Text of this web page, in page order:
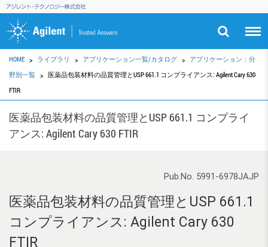
HOME ライブラリ アプリケーション一覧/カタログ
アプリケーション：分
野別一覧
医薬品包装材料の品質管理とUSP 661.1 コンプライアンス: Agilent Cary 630
FTIR
医薬品包装材料の品質管理とUSP 661.1 コンプライ
アンス: Agilent Cary 630 FTIR
Pub.No. 5991-6978JAJP
医薬品包装材料の品質管理とUSP 661.1
コンプライアンス: Agilent Cary 630
FTIR